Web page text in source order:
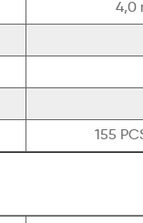
4,0
155